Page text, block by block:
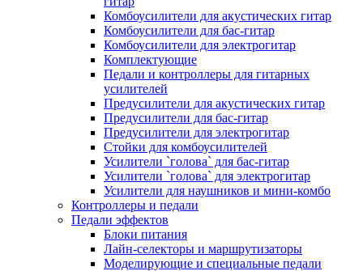
Комбоусилители для акустических гитар
Комбоусилители для бас-гитар
Комбоусилители для электрогитар
Комплектующие
Педали и контроллеры для гитарных
усилителей
Предусилители для акустических гитар
Предусилители для бас-гитар
Предусилители для электрогитар
Стойки для комбоусилителей
Усилители `голова` для бас-гитар
Усилители `голова` для электрогитар
Усилители для наушников и мини-комбо
Контроллеры и педали
Педали эффектов
Блоки питания
Лайн-селекторы и маршрутизаторы
Моделирующие и специальные педали